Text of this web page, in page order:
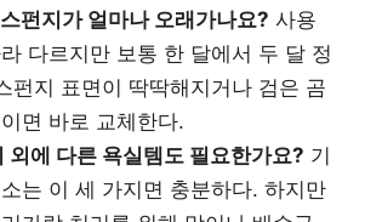
펀지가 얼마나 오래가나요? 사용
다르지만 보통 한 달에서 두 달 정
펀지 표면이 딱딱해지거나 검은 곰
면 바로 교체한다.
외에 다른 욕실템도 필요한가요? 기
는 이 세 가지면 충분하다. 하지만